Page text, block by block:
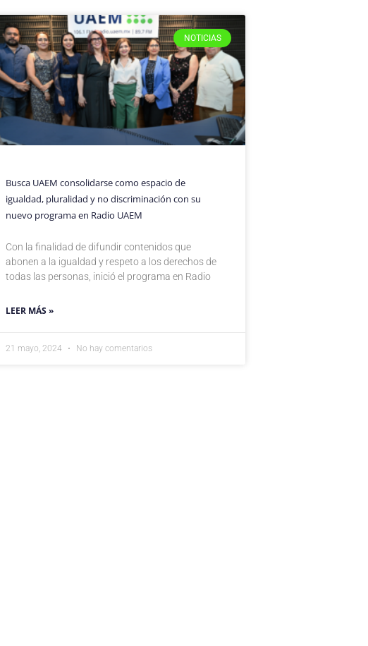
NOTICIAS
Busca UAEM consolidarse como espacio de
igualdad, pluralidad y no discriminación con su
nuevo programa en Radio UAEM
Con la finalidad de difundir contenidos que
abonen a la igualdad y respeto a los derechos de
todas las personas, inició el programa en Radio
LEER MÁS »
21 mayo, 2024 No hay comentarios